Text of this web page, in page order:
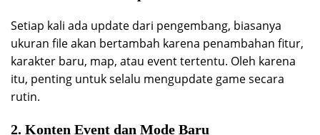
Setiap kali ada update dari pengembang, biasanya
ukuran file akan bertambah karena penambahan fitur,
karakter baru, map, atau event tertentu. Oleh karena
itu, penting untuk selalu mengupdate game secara
rutin.
2. Konten Event dan Mode Baru